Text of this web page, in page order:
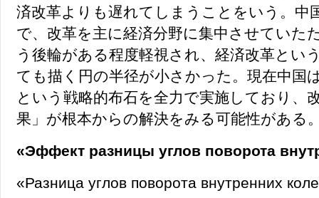
済改革よりも遅れてしまうことをいう。中
で、改革を主に経済分野に集中させていた
う後輪がある程度軽視され、経済改革とい
ても描く円の半径が小さかった。現在中国
という戦略的布石を全力で実施しており、
果」が根本からの解決をみる可能性がある
«Эффект разницы углов поворота
«Разница углов поворота внутренних